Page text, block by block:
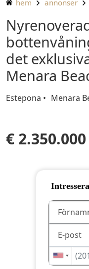
hem annonser
Nyrenoverad lägenhet på
det
Menara
Estepona Menara
€ 2.350.000